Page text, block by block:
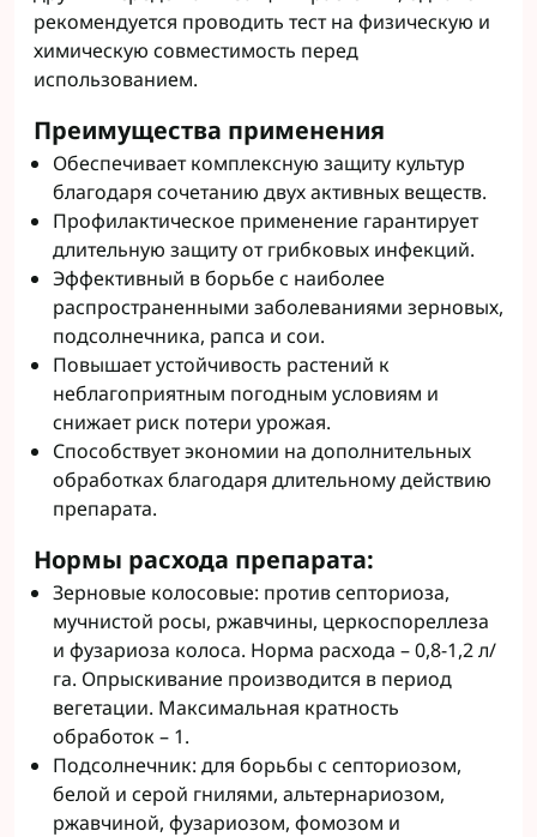
рекомендуется проводить тест на физическую и
химическую совместимость перед
использованием.
Преимущества применения
Обеспечивает комплексную защиту культур
благодаря сочетанию двух активных веществ.
Профилактическое применение гарантирует
длительную защиту от грибковых инфекций.
Эффективный в борьбе с наиболее
распространенными заболеваниями зерновых,
подсолнечника, рапса и сои.
Повышает устойчивость растений к
неблагоприятным погодным условиям и
снижает риск потери урожая.
Способствует экономии на дополнительных
обработках благодаря длительному действию
препарата.
Нормы расхода препарата:
Зерновые колосовые: против септориоза,
мучнистой росы, ржавчины, церкоспореллеза
и фузариоза колоса. Норма расхода – 0,8-1,2 л/
га. Опрыскивание производится в период
вегетации. Максимальная кратность
обработок – 1.
Подсолнечник: для борьбы с септориозом,
белой и серой гнилями, альтернариозом,
ржавчиной, фузариозом, фомозом и